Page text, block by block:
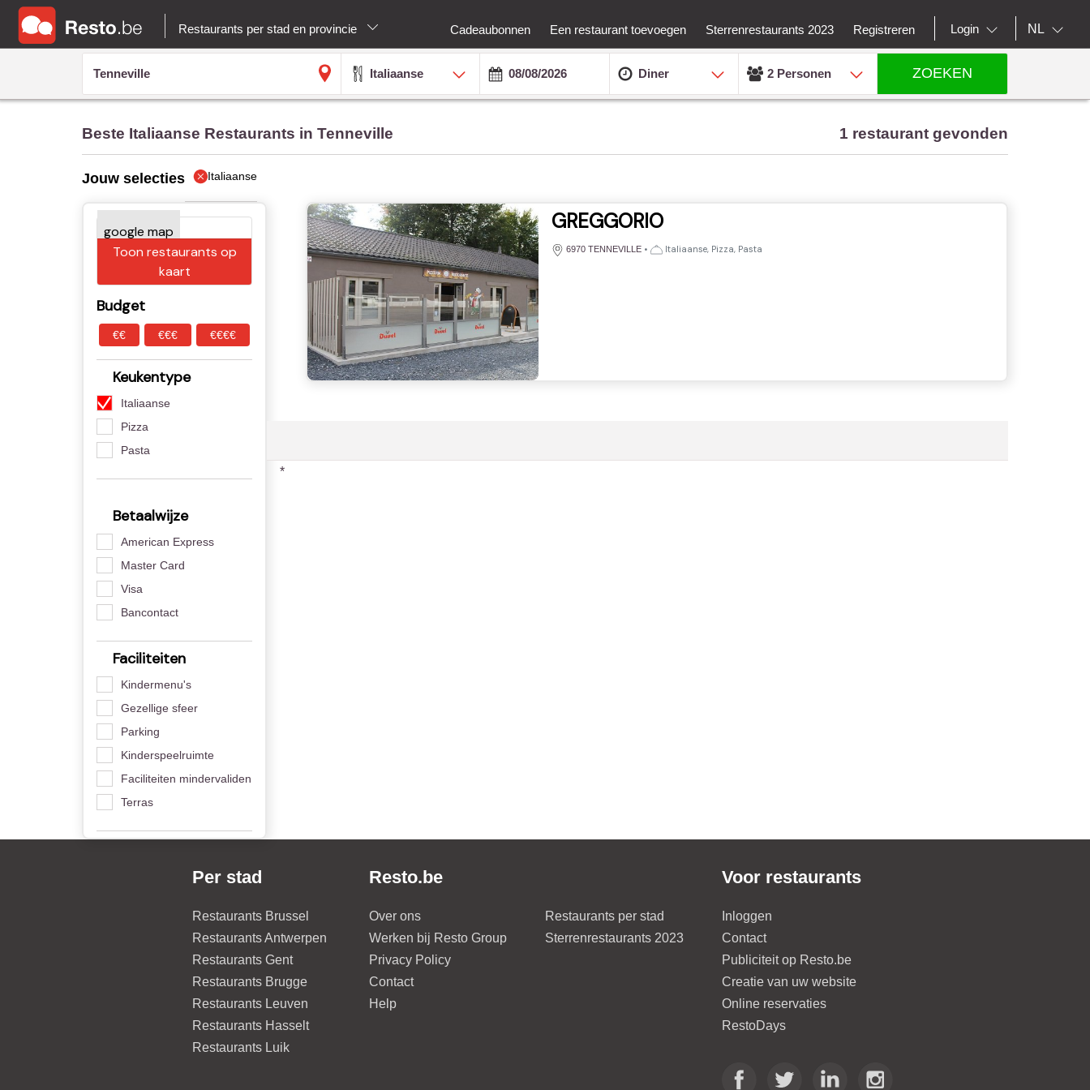
Restaurants per stad en provincie Cadeaubonnen Een restaurant toevoegen Sterrenrestaurants 2023 Registreren Login NL
Italiaanse Diner 2 Personen ZOEKEN
Beste Italiaanse Restaurants in Tenneville 1 restaurant gevonden
Jouw selecties Italiaanse
Toon restaurants op
kaart
Budget
€€ €€€ €€€€
Keukentype
Italiaanse
Pizza
Pasta
Betaalwijze
American Express
Master Card
Visa
Bancontact
Faciliteiten
Kindermenu's
Gezellige sfeer
Parking
Kinderspeelruimte
Faciliteiten mindervaliden
Terras
GREGGORIO
6970 TENNEVILLE • Italiaanse, Pizza, Pasta
*
Per stad
Restaurants Brussel
Restaurants Antwerpen
Restaurants Gent
Restaurants Brugge
Restaurants Leuven
Restaurants Hasselt
Restaurants Luik
Resto.be
Over ons
Werken bij Resto Group
Privacy Policy
Contact
Help
Restaurants per stad
Sterrenrestaurants 2023
Voor restaurants
Inloggen
Contact
Publiciteit op Resto.be
Creatie van uw website
Online reservaties
RestoDays